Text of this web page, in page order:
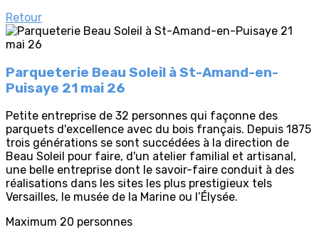
Retour
Parqueterie Beau Soleil à St-Amand-en-
Puisaye 21 mai 26
Petite entreprise de 32 personnes qui façonne des
parquets d'excellence avec du bois français. Depuis 1875
trois générations se sont succédées à la direction de
Beau Soleil pour faire, d'un atelier familial et artisanal,
une belle entreprise dont le savoir-faire conduit à des
réalisations dans les sites les plus prestigieux tels
Versailles, le musée de la Marine ou l’Élysée.
Maximum 20 personnes